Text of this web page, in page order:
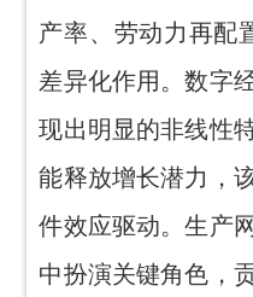
产率、劳动力再配
差异化作用。数字
现出明显的非线性
能释放增长潜力，
件效应驱动。生产
中扮演关键角色，